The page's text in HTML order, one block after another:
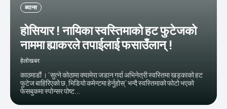
ब्यानर
होसियार ! नायिका स्वस्तिमाको हट फुटेजको
नाममा ह्याकरले तपाईलाई फसाउँलान् !
हेलाेखबर
काठमाडौं । ‘सुत्ने कोठामा क्यामेरा जडान गर्दा अभिनेत्री स्वस्तिमा खड्काको हट
फुटेज बाहिरिएको छ, भिडियो कमेन्टमा हेर्नुहोस्’ भन्दै स्वस्तिमाको फोटो भएको
फेसबुकमा स्पोन्सर पोष्ट...